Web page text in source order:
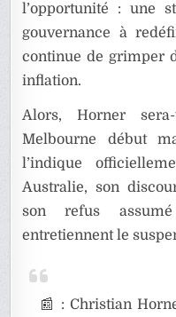
l’opportunité : une
gouvernance à
continue de grimper
inflation.
Alors, Horner
Melbourne début
l’indique
Australie, son
son refus
entretiennent le
📰 : Christian